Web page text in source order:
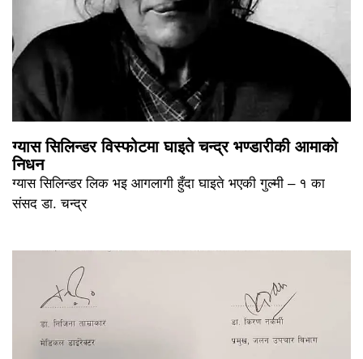
ग्यास सिलिन्डर विस्फोटमा घाइते चन्द्र भण्डारीकी आमाको
निधन
ग्यास सिलिन्डर लिक भइ आगलागी हुँदा घाइते भएकी गुल्मी – १ का
संसद डा. चन्द्र